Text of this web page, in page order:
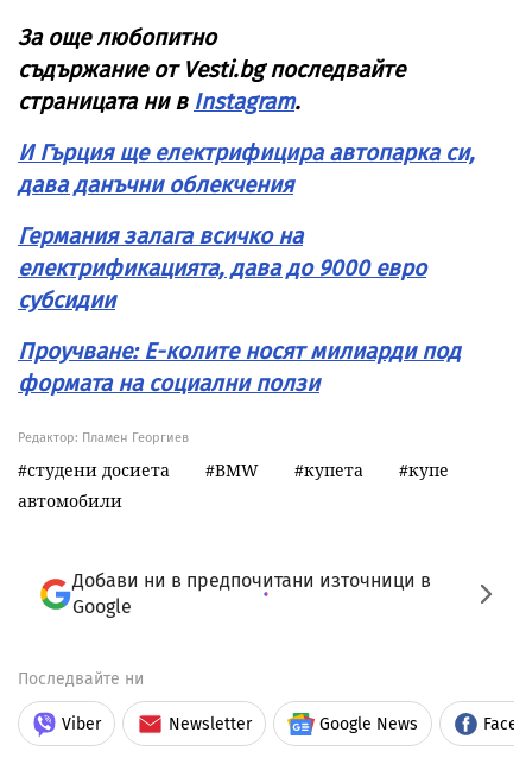
За още любопитно
съдържание от Vesti.bg последвайте
страницата ни в Instagram.
И Гърция ще електрифицира автопарка си,
дава данъчни облекчения
Германия залага всичко на
електрификацията, дава до 9000 евро
субсидии
Проучване: Е-колите носят милиарди под
формата на социални ползи
Редактор: Пламен Георгиев
студени досиета BMW купета
купе
автомобили
Добави ни в предпочитани източници в
Google
Последвайте ни
Viber Newsletter Google News